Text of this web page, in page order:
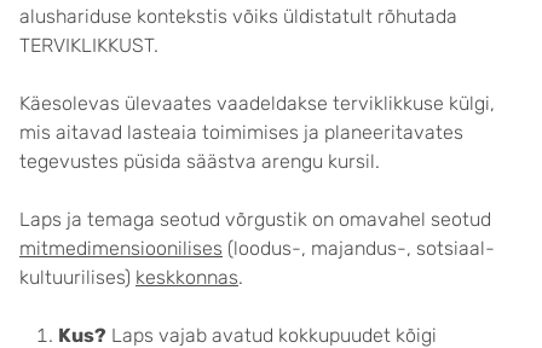
alushariduse kontekstis võiks üldistatult rõhutada
TERVIKLIKKUST.
Käesolevas ülevaates vaadeldakse terviklikkuse külgi,
mis aitavad lasteaia toimimises ja planeeritavates
tegevustes püsida säästva arengu kursil.
Laps ja temaga seotud võrgustik on omavahel seotud
mitmedimensioonilises (loodus-, majandus-, sotsiaal-
kultuurilises) keskkonnas.
Kus? Laps vajab avatud kokkupuudet kõigi